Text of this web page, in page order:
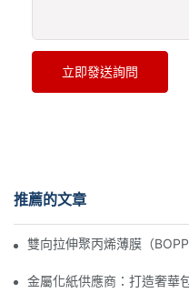
立即發送詢問
推薦的文章
雙向拉伸聚丙烯薄膜（
金屬化紙供應商：打造奢華